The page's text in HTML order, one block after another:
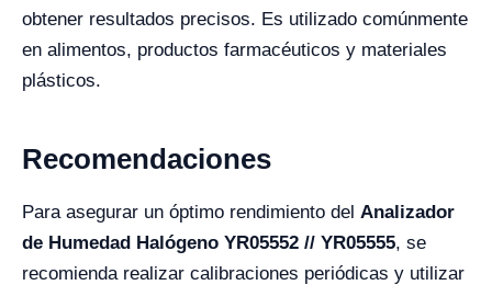
obtener resultados precisos. Es utilizado comúnmente
en alimentos, productos farmacéuticos y materiales
plásticos.
Recomendaciones
Para asegurar un óptimo rendimiento del Analizador
de Humedad Halógeno YR05552 // YR05555, se
recomienda realizar calibraciones periódicas y utilizar